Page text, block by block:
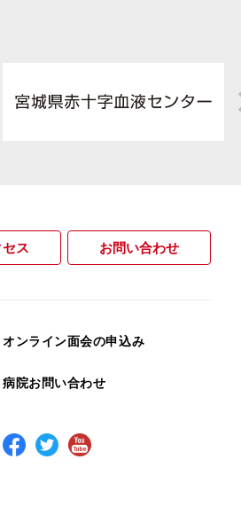
ス お問い合わせ
オンライン面会の申込み
病院お問い合わせ